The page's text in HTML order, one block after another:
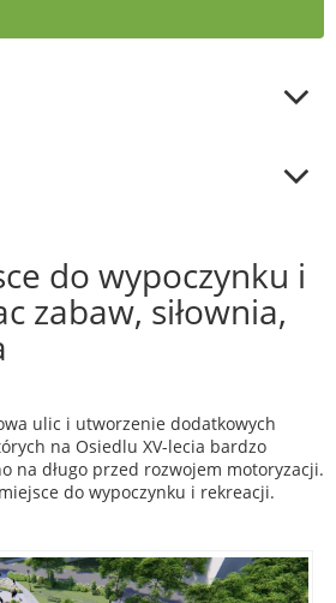
do wypoczynku i
zabaw, siłownia,
ulic i utworzenie dodatkowych
na Osiedlu XV-lecia bardzo
na długo przed rozwojem motoryzacji.
do wypoczynku i rekreacji.